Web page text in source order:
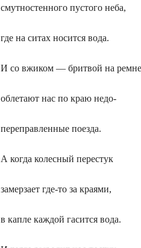
смутностенного пустого неба,
где на ситах носится вода.
И со вжиком — бритвой на
облетают нас по краю недо-
переправленные поезда.
А когда колесный перестук
замерзает где-то за краями,
в капле каждой гасится вода.